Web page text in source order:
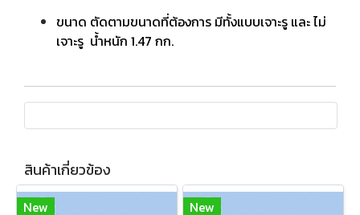
ขนาด ตัดตามขนาดที่ต้องการ มีทั้งแบบเจาะรู และ ไม่
เจาะรู น้ำหนัก 1.47 กก.
สินค้าเกี่ยวข้อง
New New